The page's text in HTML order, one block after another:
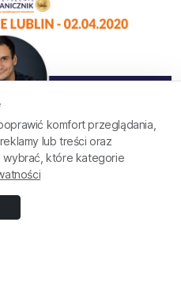
vs. aktualna sytuacja
komfort przeglądania,
lub treści oraz
wybrać, które kategorie